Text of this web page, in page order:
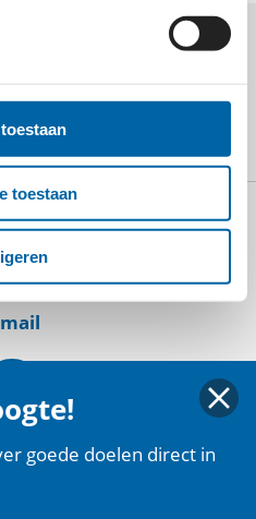
toestaan
- VIET
goede doelen direct in